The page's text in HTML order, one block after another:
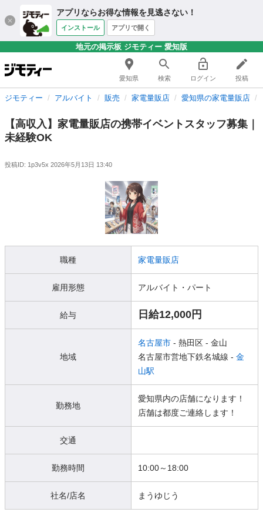
アプリならお得な情報を見逃さない！
インストール アプリで開く
地元の掲示板 ジモティー 愛知版
愛知県 検索 ログイン 投稿
ジモティー アルバイト 販売 家電量販店 愛知県の家電量販店
【高収入】家電量販店の携帯イベントスタッフ募集｜
未経験OK
投稿ID: 1p3v5x 2026年5月13日 13:40
職種 家電量販店
雇用形態 アルバイト・パート
給与 日給12,000円
地域
名古屋市 - 熱田区 - 金山
名古屋市営地下鉄名城線 - 金
山駅
勤務地
愛知県内の店舗になります！
店舗は都度ご連絡します！
交通
勤務時間 10:00～18:00
社名/店名 まうゆじう